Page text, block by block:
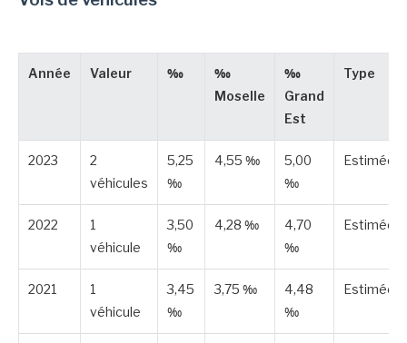
Année Valeur ‰
‰
Moselle
‰
Grand
Est
Type
2023
2
véhicules
5,25
‰
4,55 ‰
5,00
‰
Estimée
2022
1
véhicule
3,50
‰
4,28 ‰
4,70
‰
Estimée
2021
1
véhicule
3,45
‰
3,75 ‰
4,48
‰
Estimée